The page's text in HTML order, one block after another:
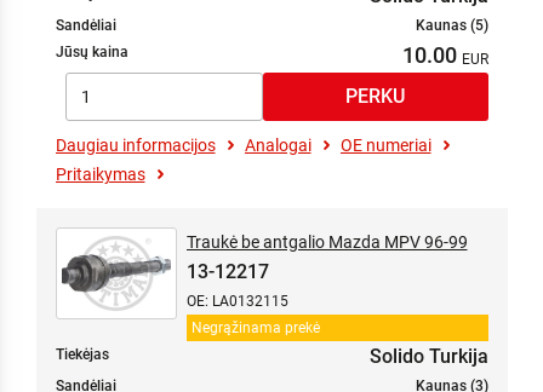
Sandėliai
Kaunas (5)
Jūsų kaina
10.00
Daugiau informacijos Analogai
OE numeriai
Pritaikymas
Negrąžinama prekė
Traukė be antgalio Mazda MPV 96-99
13-12217
OE: LA0132115
Tiekėjas Solido Turkija
Sandėliai
Kaunas (3)